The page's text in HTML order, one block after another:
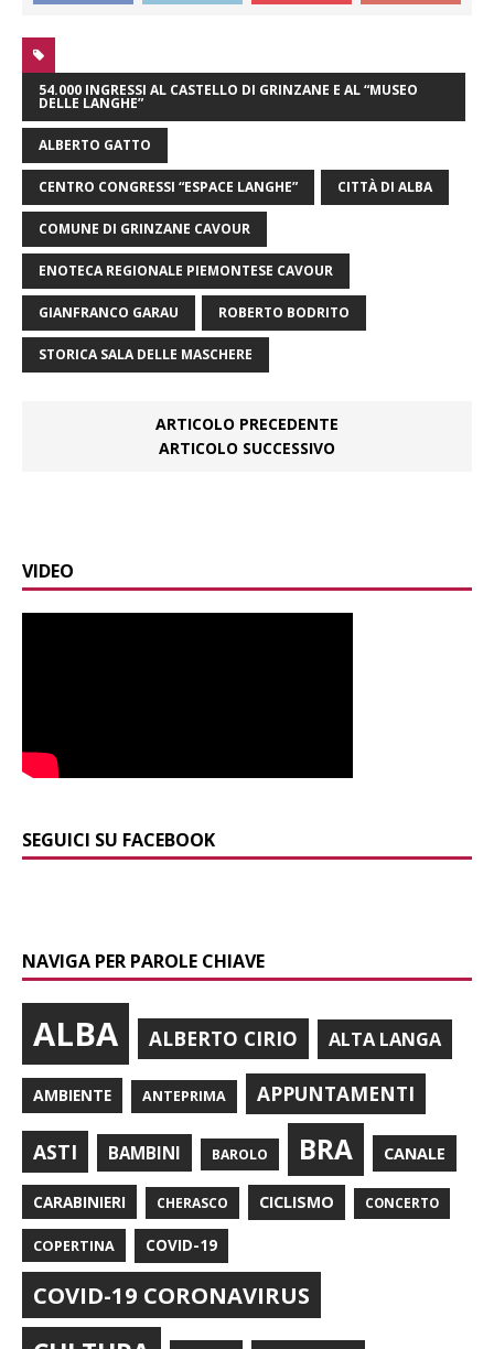
54.000 INGRESSI AL CASTELLO DI GRINZANE E AL “MUSEO
DELLE LANGHE”
ALBERTO GATTO
CENTRO CONGRESSI “ESPACE LANGHE” CITTÀ DI ALBA
COMUNE DI GRINZANE CAVOUR
ENOTECA REGIONALE PIEMONTESE CAVOUR
GIANFRANCO GARAU ROBERTO BODRITO
STORICA SALA DELLE MASCHERE
ARTICOLO PRECEDENTE
ARTICOLO SUCCESSIVO
VIDEO
SEGUICI SU FACEBOOK
NAVIGA PER PAROLE CHIAVE
ALBA ALBERTO CIRIO ALTA LANGA
AMBIENTE ANTEPRIMA APPUNTAMENTI
ASTI BAMBINI BAROLO BRA CANALE
CARABINIERI CHERASCO CICLISMO CONCERTO
COPERTINA COVID-19
COVID-19 CORONAVIRUS